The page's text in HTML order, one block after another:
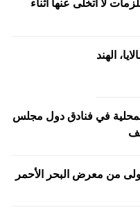
وهذه 10 مستلزمات لا أتخلى عنها أثناء
الهند
في فنادق دول مجلس
من معرض البحر الأحمر